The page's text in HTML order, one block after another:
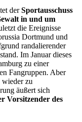
derSportausschuss
in und um
die Ereignisse
Dortmund und
randalierender
Im Januar dieses
zu einer
Fangruppen. Aber
zu
äußert sich
Vorsitzender des